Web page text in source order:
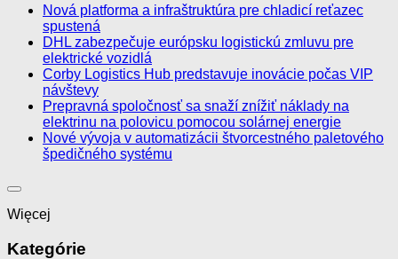
Nová platforma a infraštruktúra pre chladicí reťazec
spustená
DHL zabezpečuje európsku logistickú zmluvu pre
elektrické vozidlá
Corby Logistics Hub predstavuje inovácie počas VIP
návštevy
Prepravná spoločnosť sa snaží znížiť náklady na
elektrinu na polovicu pomocou solárnej energie
Nové vývoja v automatizácii štvorcestného paletového
špedičného systému
Więcej
Kategórie